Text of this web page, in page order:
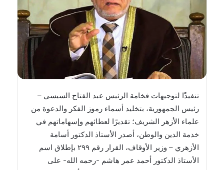
تنفيذًا لتوجيهات فخامة الرئيس عبد الفتاح السيسي –
رئيس الجمهورية، بتخليد أسماء رموز الفكر والدعوة من
علماء الأزهر الشريف؛ تقديرًا لعطائهم وإسهاماتهم في
خدمة الدين والوطن، أصدر الأستاذ الدكتور أسامة
الأزهري – وزير الأوقاف، القرار رقم ٢٩٩ بإطلاق اسم
الأستاذ الدكتور أحمد عمر هاشم -رحمه الله- على